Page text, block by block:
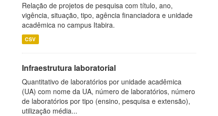
Relação de projetos de pesquisa com título, ano,
vigência, situação, tipo, agência financiadora e unidade
acadêmica no campus Itabira.
CSV
Infraestrutura laboratorial
Quantitativo de laboratórios por unidade acadêmica
(UA) com nome da UA, número de laboratórios, número
de laboratórios por tipo (ensino, pesquisa e extensão),
utilização média...